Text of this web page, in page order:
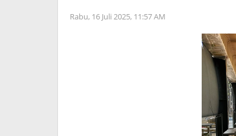
Rabu, 16 Juli 2025, 11:57 AM